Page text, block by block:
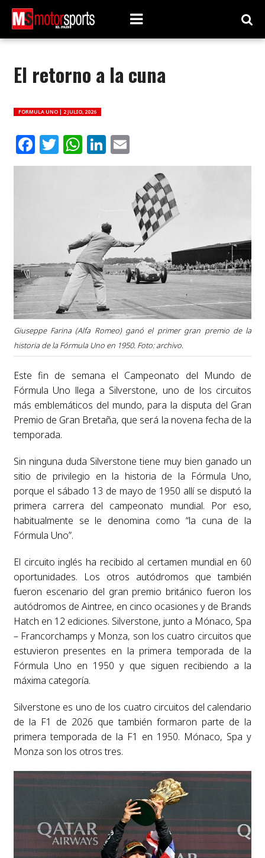
El retorno a la cuna
FORMULA UNO | 2 JULIO, 2026
Facebook
Twitter
WhatsApp
LinkedIn
Email
Giuseppe Farina (Alfa Romeo) ganó el primer gran premio de la
historia de la Fórmula Uno en 1950. Foto: archivo.
Este fin de semana el Campeonato del Mundo de
Fórmula Uno llega a Silverstone, uno de los circuitos
más emblemáticos del mundo, para la disputa del Gran
Premio de Gran Bretaña, que será la novena fecha de la
temporada.
Sin ninguna duda Silverstone tiene muy bien ganado un
sitio de privilegio en la historia de la Fórmula Uno,
porque el sábado 13 de mayo de 1950 allí se disputó la
primera carrera del campeonato mundial. Por eso,
habitualmente se le denomina como “la cuna de la
Fórmula Uno”.
El circuito inglés ha recibido al certamen mundial en 60
oportunidades. Los otros autódromos que también
fueron escenario del gran premio británico fueron los
autódromos de Aintree, en cinco ocasiones y de Brands
Hatch en 12 ediciones. Silverstone, junto a Mónaco, Spa
– Francorchamps y Monza, son los cuatro circuitos que
estuvieron presentes en la primera temporada de la
Fórmula Uno en 1950 y que siguen recibiendo a la
máxima categoría.
Silverstone es uno de los cuatro circuitos del calendario
de la F1 de 2026 que también formaron parte de la
primera temporada de la F1 en 1950. Mónaco, Spa y
Monza son los otros tres.